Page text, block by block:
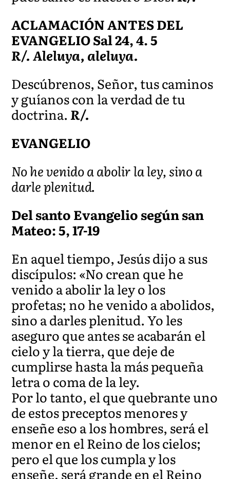
ACLAMACIÓN ANTES DEL
EVANGELIO Sal 24, 4. 5
R/. Aleluya, aleluya.
Descúbrenos, Señor, tus caminos
y guíanos con la verdad de tu
doctrina.R/.
EVANGELIO
No he venido a abolir la ley, sino a
darle plenitud.
Del santo Evangelio según san
Mateo: 5, 17-19
En aquel tiempo, Jesús dijo a sus
discípulos: «No crean que he
venido a abolir la ley o los
profetas; no he venido a abolidos,
sino a darles plenitud. Yo les
aseguro que antes se acabarán el
cielo y la tierra, que deje de
cumplirse hasta la más pequeña
letra o coma de la ley.
Por lo tanto, el que quebrante uno
de estos preceptos menores y
enseñe eso a los hombres, será el
menor en el Reino de los cielos;
pero el que los cumpla y los
enseñe, será grande en el Reino